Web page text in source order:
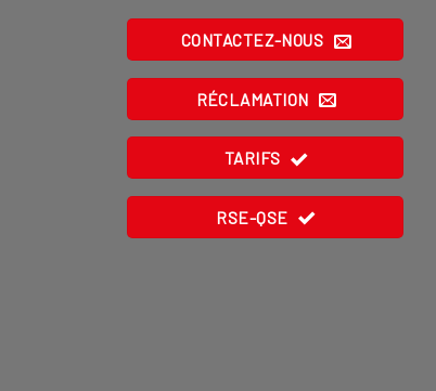
CONTACTEZ-NOUS
RÉCLAMATION
TARIFS
RSE-QSE